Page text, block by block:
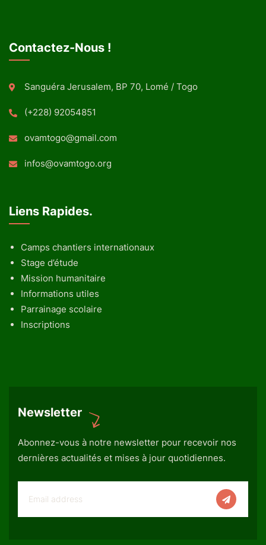
Contactez-Nous !
Sanguéra Jerusalem, BP 70, Lomé / Togo
(+228) 92054851
ovamtogo@gmail.com
infos@ovamtogo.org
Liens Rapides.
Camps chantiers internationaux
Stage d’étude
Mission humanitaire
Informations utiles
Parrainage scolaire
Inscriptions
Newsletter
Abonnez-vous à notre newsletter pour recevoir nos
dernières actualités et mises à jour quotidiennes.